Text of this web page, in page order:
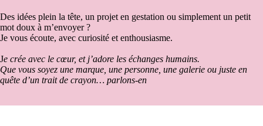
Des idées plein la tête, un projet en gestation ou simplement un petit
mot doux à m’envoyer ?
Je vous écoute, avec curiosité et enthousiasme.
Je crée avec le cœur, et j’adore les échanges humains.
Que vous soyez une marque, une personne, une galerie ou juste en
quête d’un trait de crayon… parlons-en